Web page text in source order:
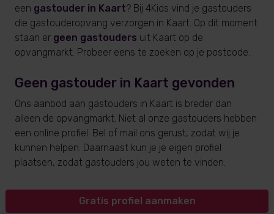
een gastouder in Kaart? Bij 4Kids vind je gastouders
die gastouderopvang verzorgen in Kaart. Op dit moment
staan er geen gastouders uit Kaart op de
opvangmarkt. Probeer eens te zoeken op je postcode.
Geen gastouder in Kaart gevonden
Ons aanbod aan gastouders in Kaart is breder dan
alleen de opvangmarkt. Niet al onze gastouders hebben
een online profiel. Bel of mail ons gerust, zodat wij je
kunnen helpen. Daarnaast kun je je eigen profiel
plaatsen, zodat gastouders jou weten te vinden.
Gratis profiel aanmaken